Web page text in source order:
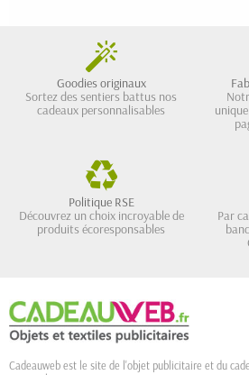
Goodies originaux
Sortez des sentiers battus nos
cadeaux personnalisables
Politique RSE
Découvrez un choix incroyable de
produits écoresponsables
Par
Cadeauweb est le site de l'objet publicitaire et du